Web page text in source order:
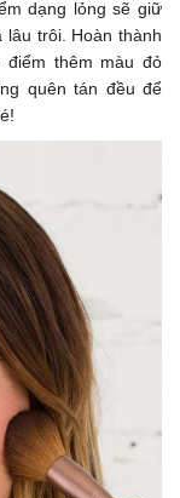
dạng lỏng sẽ giữ
trôi. Hoàn thành
điểm thêm màu đỏ
quên tán đều để